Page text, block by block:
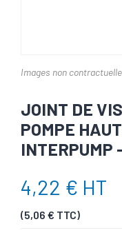
Images non
JOINT DE
POMPE
4,22 € HT
(5,06 € TTC)